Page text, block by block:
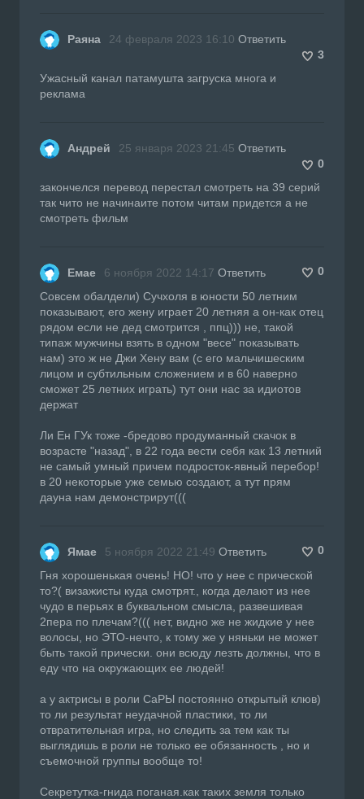
Раяна 24 февраля 2023 16:10 Ответить
3
Ужасный канал патамушта загруска многа и
реклама
Андрей 25 января 2023 21:45 Ответить
0
закончелся перевод перестал смотреть на 39 серий
так чито не начинаите потом читам придется а не
смотреть фильм
Емае 6 ноября 2022 14:17 Ответить
0
Совсем обалдели) Сучхоля в юности 50 летним
показывают, его жену играет 20 летняя а он-как отец
рядом если не дед смотрится , ппц))) не, такой
типаж мужчины взять в одном "весе" показывать
нам) это ж не Джи Хену вам (с его мальчишеским
лицом и субтильным сложением и в 60 наверно
сможет 25 летних играть) тут они нас за идиотов
держат
Ли Ен ГУк тоже -бредово продуманный скачок в
возрасте "назад", в 22 года вести себя как 13 летний
не самый умный причем подросток-явный перебор!
в 20 некоторые уже семью создают, а тут прям
дауна нам демонстрирут(((
Ямае 5 ноября 2022 21:49 Ответить
0
Гня хорошенькая очень! НО! что у нее с прической
то?( визажисты куда смотрят., когда делают из нее
чудо в перьях в буквальном смысла, развешивая
2пера по плечам?((( нет, видно же не жидкие у нее
волосы, но ЭТО-нечто, к тому же у няньки не может
быть такой прически. они всюду лезть должны, что в
еду что на окружающих ее людей!
а у актрисы в роли СаРЫ постоянно открытый клюв)
то ли результат неудачной пластики, то ли
отвратительная игра, но следить за тем как ты
выглядишь в роли не только ее обязанность , но и
съемочной группы вообще то!
Секретутка-гнида поганая.как таких земля только